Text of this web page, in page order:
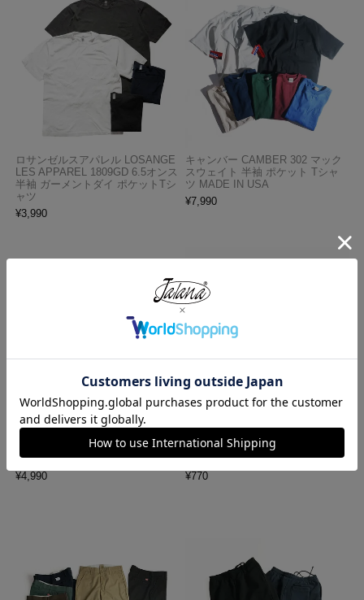
ロサンゼルスアパレル LOSANGE
LES APPAREL 1809GD 6.5オンス
半袖 ガーメントダイ ポケットTシ
ャツ
¥3,990
キャンバー CAMBER 302 マック
スウェイト 半袖 ポケット Tシャ
ツ MADE IN USA
¥7,990
ロサンゼルスアパレル LOSANGE
半袖 バインディング ガーメント
ダイ Tシャツ
¥4,990
ペイズリーTHE BANDANNA COM
PANY
¥770